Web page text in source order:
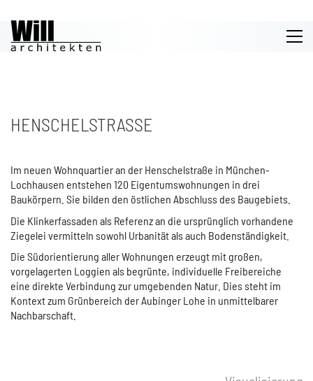
HENSCHELSTRASSE
Im neuen Wohnquartier an der Henschelstraße in München-
Lochhausen entstehen 120 Eigentumswohnungen in drei
Baukörpern. Sie bilden den östlichen Abschluss des Baugebiets.
Die Klinkerfassaden als Referenz an die ursprünglich vorhandene
Ziegelei vermitteln sowohl Urbanität als auch Bodenständigkeit.
Die Südorientierung aller Wohnungen erzeugt mit großen,
vorgelagerten Loggien als begrünte, individuelle Freibereiche
eine direkte Verbindung zur umgebenden Natur. Dies steht im
Kontext zum Grünbereich der Aubinger Lohe in unmittelbarer
Nachbarschaft.